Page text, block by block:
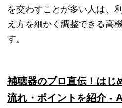
を交わすことが多い人は、
え方を細かく調整できる高
す。
補聴器のプロ直伝！はじ
流れ・ポイントを紹介 -